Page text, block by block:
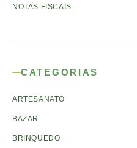
NOTAS FISCAIS
CATEGORIAS
ARTESANATO
BAZAR
BRINQUEDO